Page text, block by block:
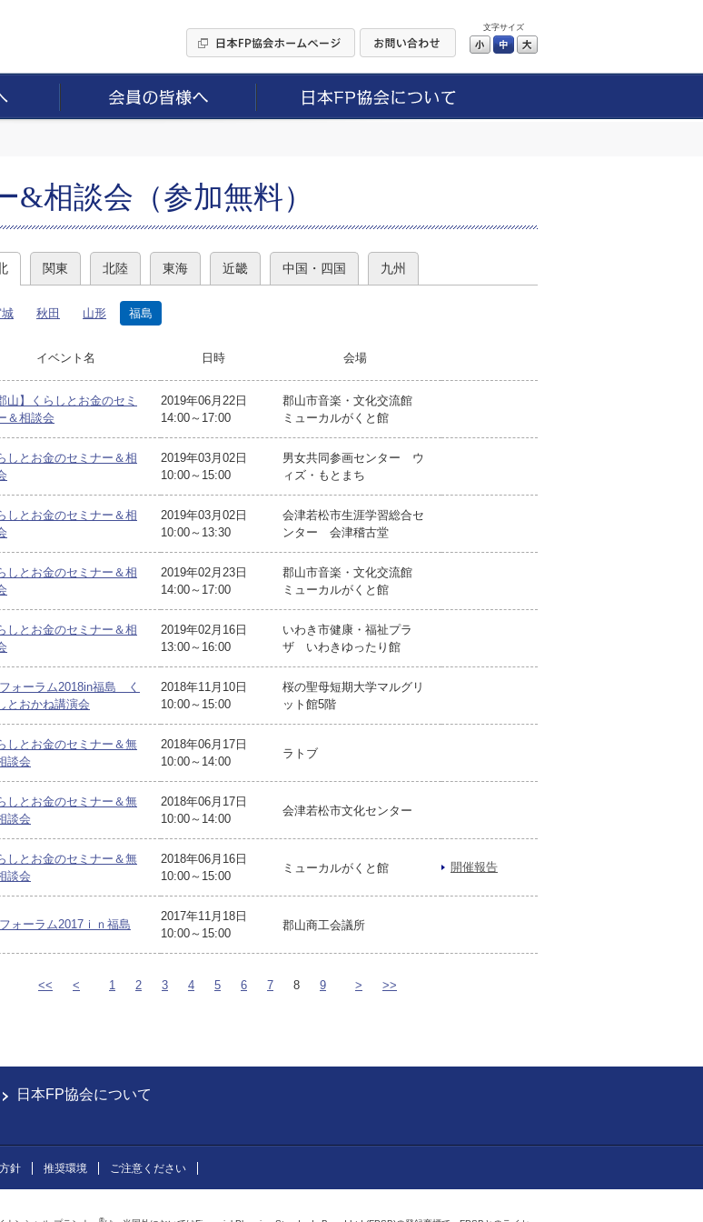
文字サイズ
小 中
&相談会（参加無料）
関東 北陸 東海 近畿 中国・四国 九州
秋田 山形 福島
イベント名 日時 会場
山】くらしとお金のセミ
＆相談会
2019年06月22日
14:00～17:00
郡山市音楽・文化交流館
ミューカルがくと館
しとお金のセミナー＆相
2019年03月02日
10:00～15:00
男女共同参画センター ウ
ィズ・もとまち
しとお金のセミナー＆相
2019年03月02日
10:00～13:30
会津若松市生涯学習総合セ
ンター 会津稽古堂
しとお金のセミナー＆相
2019年02月23日
14:00～17:00
郡山市音楽・文化交流館
ミューカルがくと館
しとお金のセミナー＆相
2019年02月16日
13:00～16:00
いわき市健康・福祉プラ
ザ いわきゆったり館
ォーラム2018in福島 く
とおかね講演会
2018年11月10日
10:00～15:00
桜の聖母短期大学マルグリ
ット館5階
しとお金のセミナー＆無
談会
2018年06月17日
10:00～14:00
ラトブ
しとお金のセミナー＆無
談会
2018年06月17日
10:00～14:00
会津若松市文化センター
しとお金のセミナー＆無
談会
2018年06月16日
10:00～15:00
ミューカルがくと館 開催報告
ォーラム2017ｉｎ福島
2017年11月18日
10:00～15:00
郡山商工会議所
<< < 1 2 3 4 5 6 7 8 9 > >>
日本FP協会について
針 推奨環境 ご注意ください
®